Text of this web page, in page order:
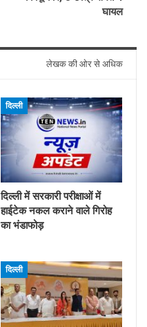
घायल
लेखक की ओर से अधिक
दिल्ली
दिल्ली में सरकारी परीक्षाओं में
हाईटेक नकल कराने वाले गिरोह
का भंडाफोड़
दिल्ली